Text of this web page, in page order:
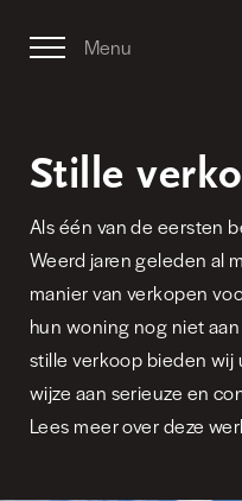
Menu
Stille
Als één van de eersten
Weerd jaren geleden al
manier van verkopen
hun woning nog niet
stille verkoop bieden
wijze aan serieuze en
Lees meer over deze